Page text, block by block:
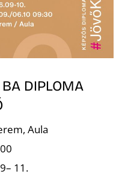
DIPLOMA
Aula
11.